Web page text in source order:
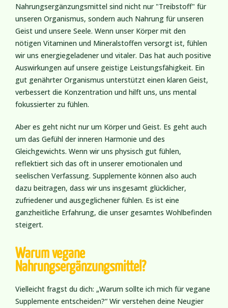
Nahrungsergänzungsmittel sind nicht nur "Treibstoff" für
unseren Organismus, sondern auch Nahrung für unseren
Geist und unsere Seele. Wenn unser Körper mit den
nötigen Vitaminen und Mineralstoffen versorgt ist, fühlen
wir uns energiegeladener und vitaler. Das hat auch positive
Auswirkungen auf unsere geistige Leistungsfähigkeit. Ein
gut genährter Organismus unterstützt einen klaren Geist,
verbessert die Konzentration und hilft uns, uns mental
fokussierter zu fühlen.
Aber es geht nicht nur um Körper und Geist. Es geht auch
um das Gefühl der inneren Harmonie und des
Gleichgewichts. Wenn wir uns physisch gut fühlen,
reflektiert sich das oft in unserer emotionalen und
seelischen Verfassung. Supplemente können also auch
dazu beitragen, dass wir uns insgesamt glücklicher,
zufriedener und ausgeglichener fühlen. Es ist eine
ganzheitliche Erfahrung, die unser gesamtes Wohlbefinden
steigert.
Warum vegane
Nahrungsergänzungsmittel?
Vielleicht fragst du dich: „Warum sollte ich mich für vegane
Supplemente entscheiden?“ Wir verstehen deine Neugier